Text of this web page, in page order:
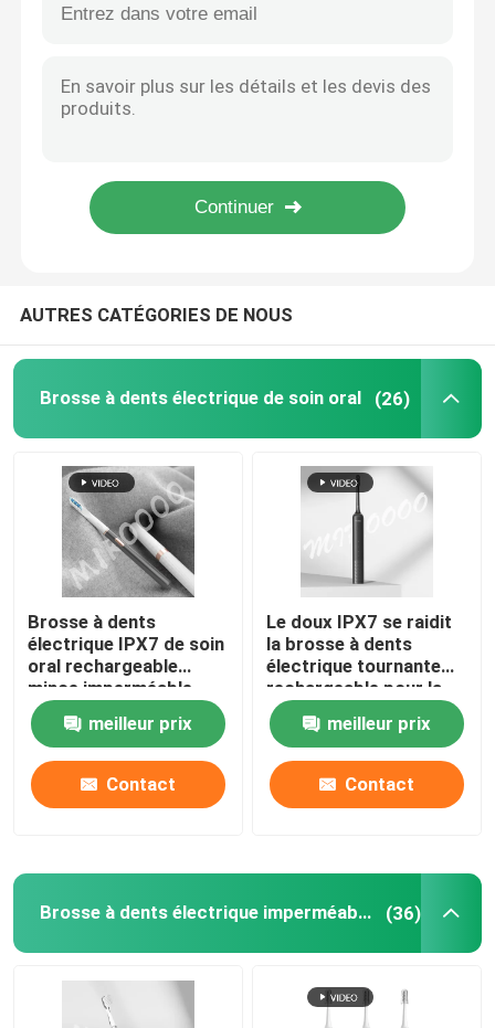
Brosse à dents électrique d'enfants
AUTRES CATÉGORIES DE NOUS
Brosse à dents électrique de soin oral (26)
Brosse à dents
électrique IPX7 de soin
oral rechargeable
mince imperméable
avec 3 modes
meilleur prix
Contact
Le doux IPX7 se raidit
la brosse à dents
électrique tournante
rechargeable pour la
protection de gomme
meilleur prix
Contact
Brosse à dents électrique imperméable (36)